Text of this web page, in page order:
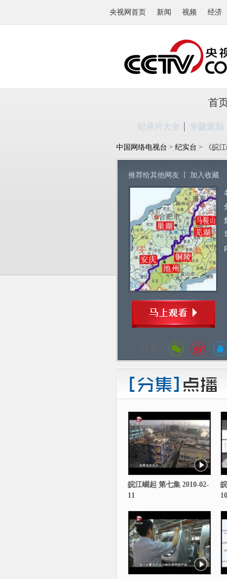
央视网首页 新闻 视频 经济
首
纪录片大全 专题策划
中国网络电视台 > 纪实台 > 《皖江
推荐给其他网友 加入收藏
分享：
皖江崛起 第七集 2010-02-
11
10